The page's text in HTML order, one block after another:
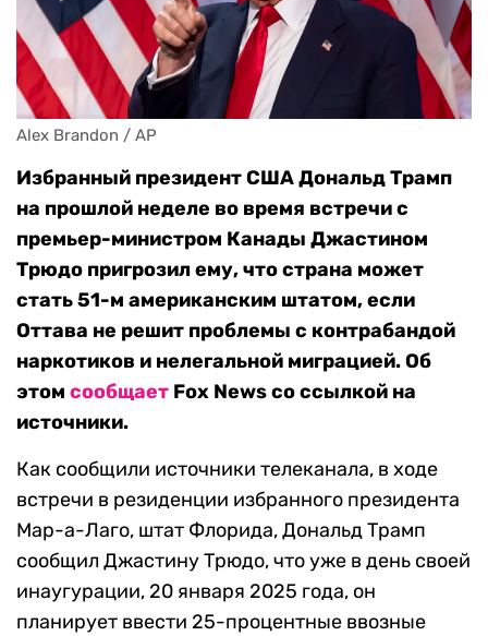
Alex Brandon / AP
Избранный президент США Дональд Трамп
на прошлой неделе во время встречи с
премьер-министром Канады Джастином
Трюдо пригрозил ему, что страна может
стать 51-м американским штатом, если
Оттава не решит проблемы с контрабандой
наркотиков и нелегальной миграцией. Об
этом сообщает Fox News со ссылкой на
источники.
Как сообщили источники телеканала, в ходе
встречи в резиденции избранного президента
Мар-а-Лаго, штат Флорида, Дональд Трамп
сообщил Джастину Трюдо, что уже в день своей
инаугурации, 20 января 2025 года, он
планирует ввести 25-процентные ввозные